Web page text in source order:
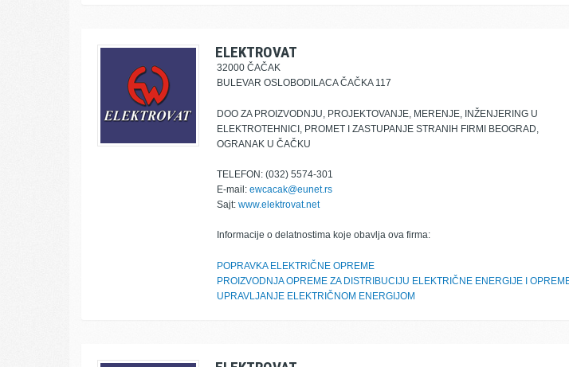
ELEKTROVAT
32000 ČAČAK
BULEVAR OSLOBODILACA ČAČKA 117
DOO ZA PROIZVODNJU, PROJEKTOVANJE, MERENJE, INŽENJERING U
ELEKTROTEHNICI, PROMET I ZASTUPANJE STRANIH FIRMI BEOGRAD,
OGRANAK U ČAČKU
TELEFON: (032) 5574-301
E-mail: ewcacak@eunet.rs
Sajt: www.elektrovat.net
Informacije o delatnostima koje obavlja ova firma:
POPRAVKA ELEKTRIČNE OPREME
PROIZVODNJA OPREME ZA DISTRIBUCIJU ELEKTRIČNE ENERGIJE I
UPRAVLJANJE ELEKTRIČNOM ENERGIJOM